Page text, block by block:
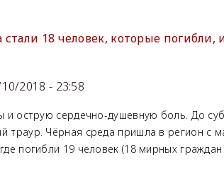
18 человек, которые погибли,
2018 - 23:58
и острую сердечно-душевную боль. До
траур. Чёрная среда пришла в регион с
погибли 19 человек (18 мирных граждан